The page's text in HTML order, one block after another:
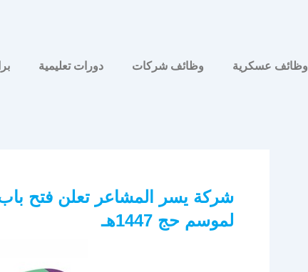
وظائف عسكرية وظائف شركات دورات تعليمية
شركة يسر المشاعر تعلن فتح
لموسم حج 1447هـ